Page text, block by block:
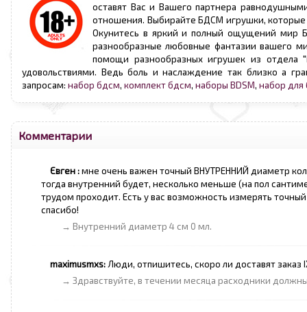
оставят Вас и Вашего партнера
отношения. Выбирайте БДСМ игрушки, которые
Окунитесь в яркий и полный ощущений мир
разнообразные любовные фантазии вашего
помощи разнообразных игрушек из отдела
удовольствиями. Ведь боль и наслаждение так близко а
запросам: набор бдсм, комплект бдсм, наборы BDSM, набор для
Комментарии
Євген :мне очень важен точный ВНУТРЕННИЙ диаметр
тогда внутренний будет, несколько меньше (на пол
трудом проходит. Есть у вас возможность измерять
спасибо!
→ Внутренний диаметр 4 см 0 мл.
maximusmxs: Люди, отпишитесь, скоро ли доставят заказ
→ Здравствуйте, в течении месяца расходники